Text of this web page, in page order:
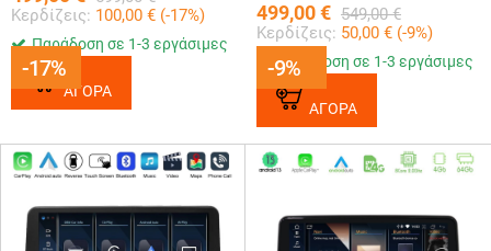
-17%
Κερδίζεις: 100,00 € (-17%)
-17%
Παράδοση σε 1-3 εργάσιμες
ΑΓΟΡΑ
-9%
499,00€ 549,00 €
Κερδίζεις: 50,00 € (-9%)
-9%
Παράδοση σε 1-3 εργάσιμες
ΑΓΟΡΑ